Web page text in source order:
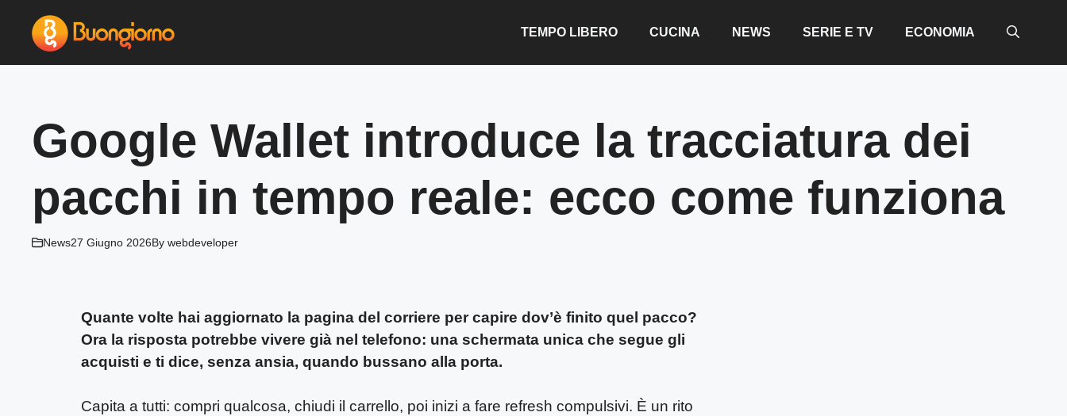
contenuto
TEMPO LIBERO CUCINA NEWS SERIE E TV ECONOMIA
Google Wallet introduce la tracciatura dei
pacchi in tempo reale: ecco come funziona
News27 Giugno 2026By webdeveloper
Quante volte hai aggiornato la pagina del corriere per capire dov’è finito quel pacco?
Ora la risposta potrebbe vivere già nel telefono: una schermata unica che segue gli
acquisti e ti dice, senza ansia, quando bussano alla porta.
Capita a tutti: compri qualcosa, chiudi il carrello, poi inizi a fare refresh compulsivi. È un rito